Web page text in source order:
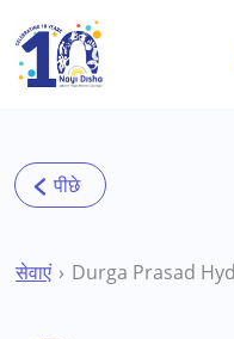
Skip to main content
सेवाएं